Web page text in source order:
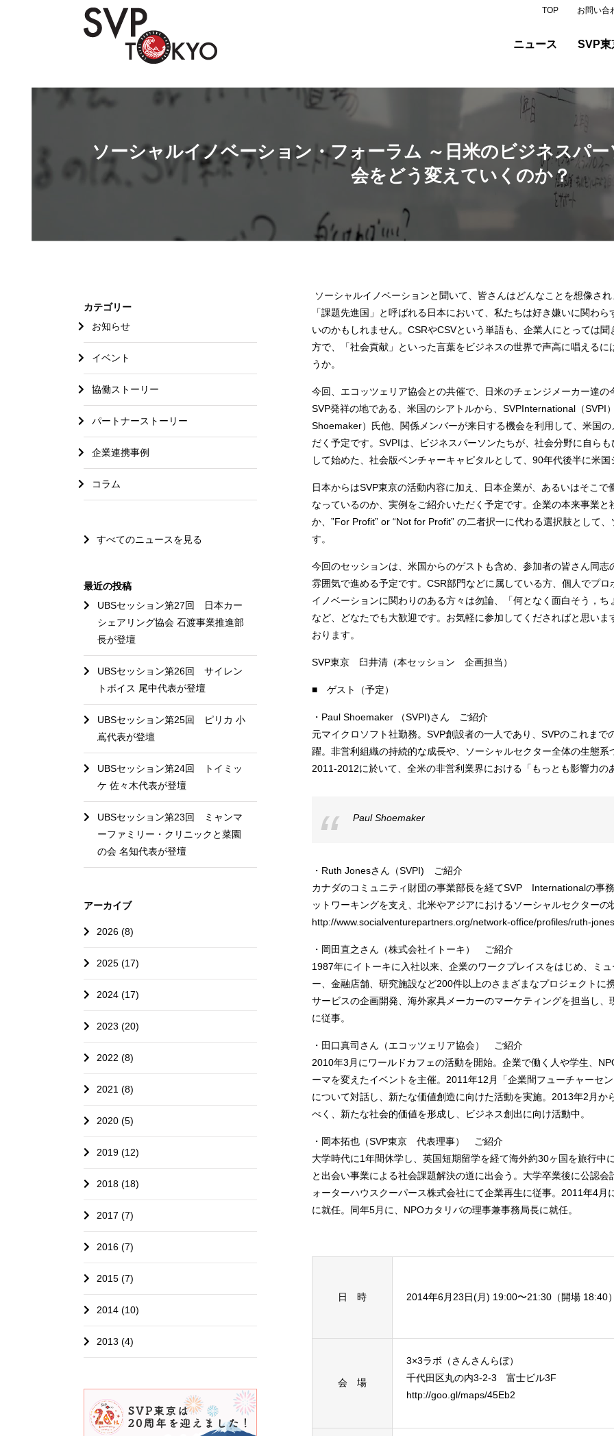
TOP お問い合
ニュース SVP東
ソーシャルイノベーション・フォーラム ～日米のビジネスパ
会をどう変えていくのか？
ソーシャルイノベーションと聞いて、皆さんはどんなことを想像さ
「課題先進国」と呼ばれる日本において、私たちは好き嫌いに関わ
いのかもしれません。CSRやCSVという単語も、企業人にとっては
方で、「社会貢献」といった言葉をビジネスの世界で声高に唱える
うか。
今回、エコッツェリア協会との共催で、日米のチェンジメーカー達
SVP発祥の地である、米国のシアトルから、SVPInternational（SVPI
Shoemaker）氏他、関係メンバーが来日する機会を利用して、米国
だく予定です。SVPIは、ビジネスパーソンたちが、社会分野に自ら
して始めた、社会版ベンチャーキャピタルとして、90年代後半に米
日本からはSVP東京の活動内容に加え、日本企業が、あるいはそこ
なっているのか、実例をご紹介いただく予定です。企業の本来事業
か、”For Profit” or “Not for Profit” の二者択一に代わる選択肢として
す。
今回のセッションは、米国からのゲストも含め、参加者の皆さん同
雰囲気で進める予定です。CSR部門などに属している方、個人でプ
イノベーションに関わりのある方々は勿論、「何となく面白そう，
など、どなたでも大歓迎です。お気軽に参加してくださればと思い
おります。
SVP東京 臼井清（本セッション 企画担当）
■ ゲスト（予定）
・Paul Shoemaker （SVPI)さん ご紹介
元マイクロソフト社勤務。SVP創設者の一人であり、SVPのこれま
躍。非営利組織の持続的な成長や、ソーシャルセクター全体の生態
2011-2012に於いて、全米の非営利業界における「もっとも影響力の
Paul Shoemaker
・Ruth Jonesさん（SVPI) ご紹介
カナダのコミュニティ財団の事業部長を経てSVP Internationalの事
ットワーキングを支え、北米やアジアにおけるソーシャルセクターの
http://www.socialventurepartners.org/network-office/profiles/ruth-
・岡田直之さん（株式会社イトーキ） ご紹介
1987年にイトーキに入社以来、企業のワークプレイスをはじめ、ミ
ー、金融店舗、研究施設など200件以上のさまざまなプロジェクトに
サービスの企画開発、海外家具メーカーのマーケティングを担当し
に従事。
・田口真司さん（エコッツェリア協会） ご紹介
2010年3月にワールドカフェの活動を開始。企業で働く人や学生、
ーマを変えたイベントを主催。2011年12月「企業間フューチャーセ
について対話し、新たな価値創造に向けた活動を実施。2013年2月
べく、新たな社会的価値を形成し、ビジネス創出に向け活動中。
・岡本拓也（SVP東京 代表理事） ご紹介
大学時代に1年間休学し、英国短期留学を経て海外約30ヶ国を旅行中
と出会い事業による社会課題解決の道に出会う。大学卒業後に公認
ォーターハウスクーパース株式会社にて企業再生に従事。2011年4
に就任。同年5月に、NPOカタリバの理事兼事務局長に就任。
日 時 2014年6月23日(月) 19:00〜21:30（開場 18:40
会 場
3×3ラボ（さんさんらぼ）
千代田区丸の内3-2-3 富士ビル3F
http://goo.gl/maps/45Eb2
カテゴリー
お知らせ
イベント
協働ストーリー
パートナーストーリー
企業連携事例
コラム
すべてのニュースを見る
最近の投稿
UBSセッション第27回 日本カー
シェアリング協会 石渡事業推進部
長が登壇
UBSセッション第26回 サイレン
トボイス 尾中代表が登壇
UBSセッション第25回 ピリカ 小
嶌代表が登壇
UBSセッション第24回 トイミッ
ケ 佐々木代表が登壇
UBSセッション第23回 ミャンマ
ーファミリー・クリニックと菜園
の会 名知代表が登壇
アーカイブ
2026 (8)
2025 (17)
2024 (17)
2023 (20)
2022 (8)
2021 (8)
2020 (5)
2019 (12)
2018 (18)
2017 (7)
2016 (7)
2015 (7)
2014 (10)
2013 (4)